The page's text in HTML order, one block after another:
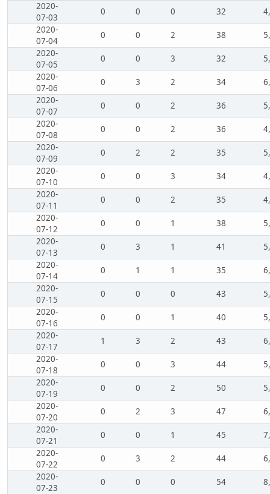
2020-
07-03
0 0 0 32
2020-
07-04
0 0 2 38
2020-
07-05
0 0 3 32
2020-
07-06
0 3 2 34
2020-
07-07
0 0 2 36
2020-
07-08
0 0 2 36
2020-
07-09
0 2 2 35
2020-
07-10
0 0 3 34
2020-
07-11
0 0 2 35
2020-
07-12
0 0 1 38
2020-
07-13
0 3 1 41
2020-
07-14
0 1 1 35
2020-
07-15
0 0 0 43
2020-
07-16
0 0 1 40
2020-
07-17
1 3 2 43
2020-
07-18
0 0 3 44
2020-
07-19
0 0 2 50
2020-
07-20
0 2 3 47
2020-
07-21
0 0 1 45
2020-
07-22
0 3 2 44
2020-
07-23
0 0 0 54